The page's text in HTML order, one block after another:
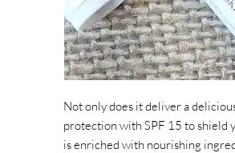
Not only does it deliver a
protection with SPF 15 to shield
is enriched with nourishing